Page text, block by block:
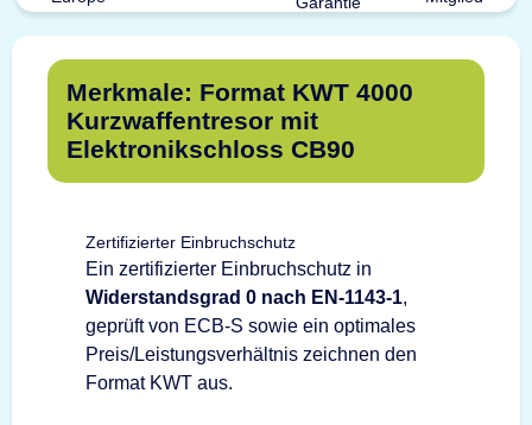
Merkmale: Format KWT 4000
Kurzwaffentresor mit
Elektronikschloss CB90
Zertifizierter Einbruchschutz
Ein zertifizierter Einbruchschutz in
Widerstandsgrad 0 nach EN-1143-1,
geprüft von ECB-S sowie ein optimales
Preis/Leistungsverhältnis zeichnen den
Format KWT aus.